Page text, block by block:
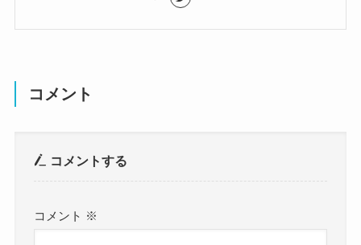
コメント
コメントする
コメント ※